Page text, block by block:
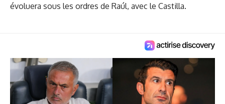
évoluera sous les ordres de Raúl, avec le Castilla.